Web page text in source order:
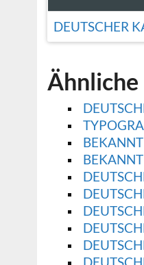
DEUTSCHER
Ähnliche